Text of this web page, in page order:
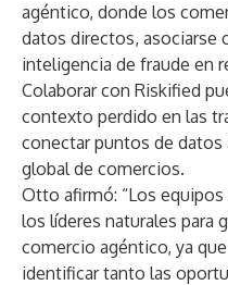
agéntico, donde los
datos directos, asociarse
inteligencia de fraude en
Colaborar con Riskified
contexto perdido en las
conectar puntos de datos
global de comercios.
Otto afirmó: “Los
los líderes naturales para
comercio agéntico, ya
identificar tanto las